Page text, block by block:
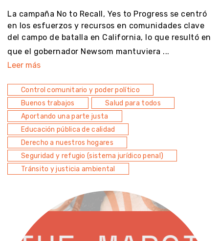
La campaña No to Recall, Yes to Progress se centró
en los esfuerzos y recursos en comunidades clave
del campo de batalla en California, lo que resultó en
que el gobernador Newsom mantuviera ...
Leer más
Control comunitario y poder político
Buenos trabajos
Salud para todos
Aportando una parte justa
Educación pública de calidad
Derecho a nuestros hogares
Seguridad y refugio (sistema jurídico penal)
Tránsito y justicia ambiental